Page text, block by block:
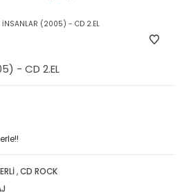
- CD 2.EL
,CD ROCK